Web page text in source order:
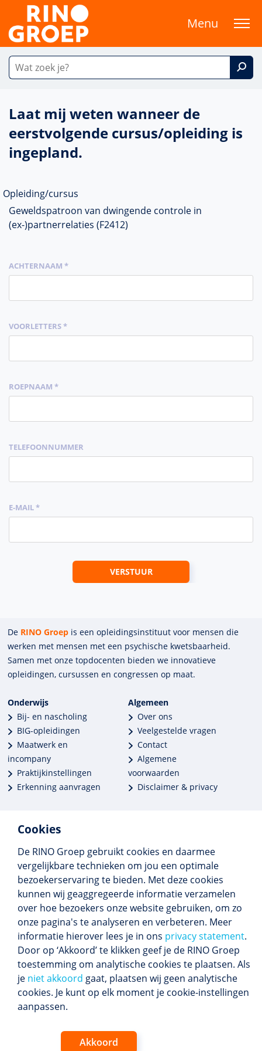
Cookies
De RINO Groep gebruikt cookies en daarmee
vergelijkbare technieken om jou een optimale
bezoekerservaring te bieden. Met deze cookies
kunnen wij geaggregeerde informatie verzamelen
over hoe bezoekers onze website gebruiken, om zo
onze pagina's te analyseren en verbeteren. Meer
informatie hierover lees je in ons privacy statement.
Door op ‘Akkoord’ te klikken geef je de RINO Groep
toestemming om analytische cookies te plaatsen. Als
je niet akkoord gaat, plaatsen wij geen analytische
cookies. Je kunt op elk moment je cookie-instellingen
aanpassen.
Akkoord
Menu
Laat mij weten wanneer de
eerstvolgende cursus/opleiding is
ingepland.
Opleiding/cursus
Geweldspatroon van dwingende controle in
(ex-)partnerrelaties (F2412)
ACHTERNAAM *
VOORLETTERS *
ROEPNAAM *
TELEFOONNUMMER
E-MAIL *
De RINO Groep is een opleidings­insti­tuut voor mensen die
werken met mensen met een psychische kwets­baar­heid.
Samen met onze top­docenten bieden we innova­tieve
opleidingen, cursussen en congres­sen op maat.
Onderwijs
Bij- en nascholing
BIG-opleidingen
Maatwerk en
incompany
Praktijkinstellingen
Erkenning aanvragen
Algemeen
Over ons
Veelgestelde vragen
Contact
Algemene
voorwaarden
Disclaimer & privacy
Meer dan 250 opleidingen
Alle BIG-opleidingen in huis
Cedeo-erkend en CRKBO-geregistreerd
Gemiddelde beoordeling 8,4
Volg ons
Blijf op de hoogte van het (nieuwe) scholings­
aanbod en ons laatste nieuws.